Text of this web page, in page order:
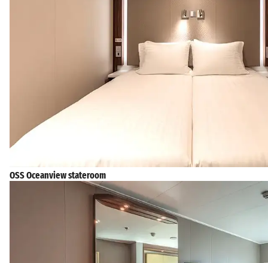
OSS Oceanview stateroom